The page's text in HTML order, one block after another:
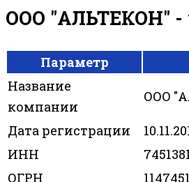
ООО "АЛЬТЕКОН" -
Параметр
Название
компании
ООО
Дата регистрации
ИНН
ОГРН